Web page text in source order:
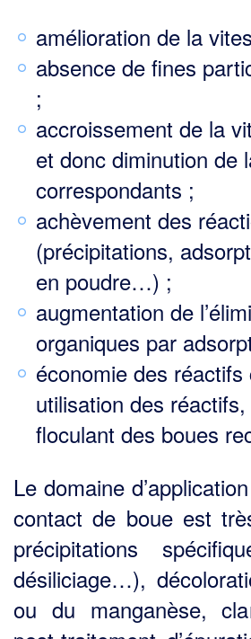
amélioration de la
absence de fines
;
accroissement de la
et donc diminution de
correspondants ;
achèvement des
(précipitations,
en poudre…) ;
augmentation de
organiques par
économie des
utilisation des
floculant des boues
Le domaine
contact de boue est
précipitations
désiliciage…),
ou du manganèse,